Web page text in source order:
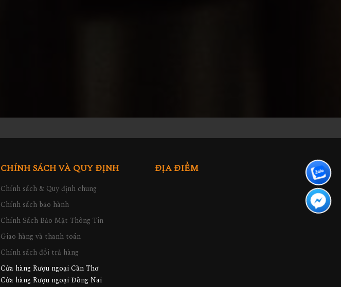
CHÍNH SÁCH VÀ QUY ĐỊNH
Chính sách & Quy định chung
Chính sách bảo hành
Chính Sách Bảo Mật Thông Tin
Giao hàng và thanh toán
Chính sách đổi trả hàng
Cửa hàng Rượu ngoại Cần Thơ
Cửa hàng Rượu ngoại Đồng Nai
ĐỊA ĐIỂM